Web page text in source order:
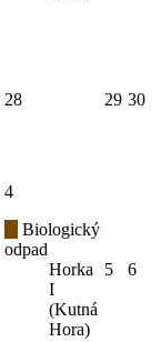
28 29 30
4
Biologický
odpad
Horka
I
(Kutná
Hora)
5 6